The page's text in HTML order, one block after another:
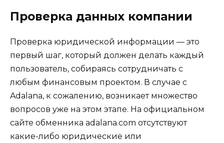
Проверка данных компании
Проверка юридической информации — это
первый шаг, который должен делать каждый
пользователь, собираясь сотрудничать с
любым финансовым проектом. В случае с
Adalana, к сожалению, возникает множество
вопросов уже на этом этапе. На официальном
сайте обменника adalana.com отсутствуют
какие-либо юридические или